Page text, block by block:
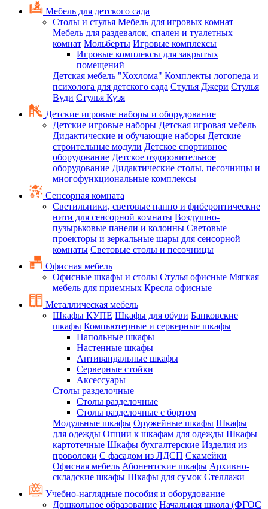
Мебель для детского сада
Столы и стулья Мебель для игровых комнат
Мебель для раздевалок, спален и туалетных
комнат Мольберты Игровые комплексы
Игровые комплексы для закрытых
помещений
Детская мебель "Хохлома" Комплекты логопеда и
психолога для детского сада Стулья Джери Стулья
Вуди Стулья Кузя
Детские игровые наборы и оборудование
Детские игровые наборы Детская игровая мебель
Дидактические и обучающие наборы Детские
строительные модули Детское спортивное
оборудование Детское оздоровительное
оборудование Дидактические столы, песочницы и
многофункциональные комплексы
Сенсорная комната
Светильники, световые панно и фибероптические
нити для сенсорной комнаты Воздушно-
пузырьковые панели и колонны Световые
проекторы и зеркальные шары для сенсорной
комнаты Световые столы и песочницы
Офисная мебель
Офисные шкафы и столы Стулья офисные Мягкая
мебель для приемных Кресла офисные
Металлическая мебель
Шкафы КУПЕ Шкафы для обуви Банковские
шкафы Компьютерные и серверные шкафы
Напольные шкафы
Настенные шкафы
Антивандальные шкафы
Серверные стойки
Аксессуары
Столы разделочные
Столы разделочные
Столы разделочные с бортом
Модульные шкафы Оружейные шкафы Шкафы
для одежды Опции к шкафам для одежды Шкафы
картотечные Шкафы бухгалтерские Изделия из
проволоки С фасадом из ЛДСП Скамейки
Офисная мебель Абонентские шкафы Архивно-
складские шкафы Шкафы для сумок Стеллажи
Учебно-наглядные пособия и оборудование
Дошкольное образование Начальная школа (ФГОС